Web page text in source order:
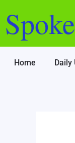
content
Home Daily
navigation